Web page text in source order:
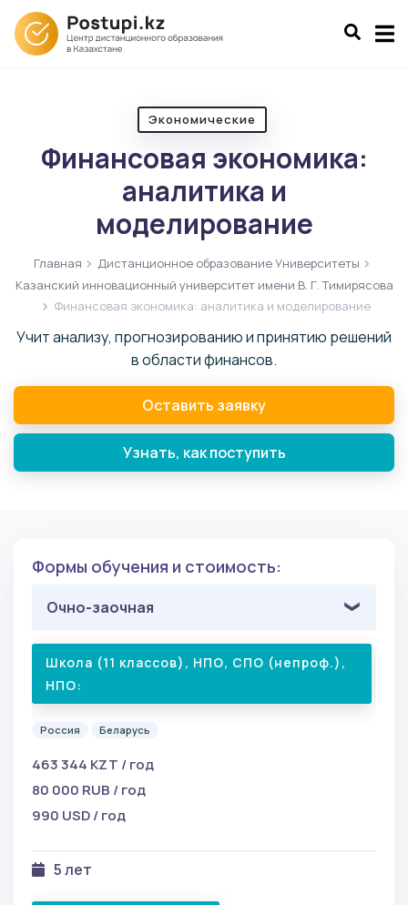
Экономические
Финансовая экономика:
аналитика и
моделирование
Главная
Дистанционное образование Университеты
Казанский инновационный университет имени В. Г. Тимирясова
Финансовая экономика: аналитика и моделирование
Учит анализу, прогнозированию и принятию решений
в области финансов.
Оставить заявку
Узнать, как поступить
Формы обучения и стоимость:
Очно-заочная
Школа (11 классов), НПО, СПО (непроф.),
НПО:
Россия Беларусь
463 344 KZT / год
80 000 RUB / год
990 USD / год
5 лет